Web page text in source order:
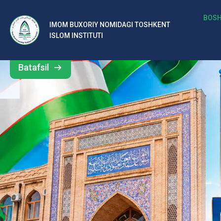
IMOM BUXORIY NOMIDAGI TOSHKENT
ISLOM INSTITUTI
b
al
ar
o‘
rt
a
si
d
Barcha
yangiliklar
Batafsil